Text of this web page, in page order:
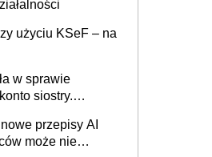
użyciu KSeF – na
w sprawie
siostry.
nie będzie
przepisy AI
może nie